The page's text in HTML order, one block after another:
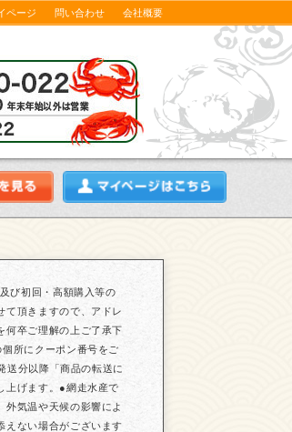
会社概要
問い合わせ
ページ
び初回・高額購入等の
て頂きますので、アドレ
何卒ご理解の上ご了承下
所にクーポン番号をご
送分以降「商品の転送に
上げます。●網走水産で
気温や天候の影響によ
えない場合がございます